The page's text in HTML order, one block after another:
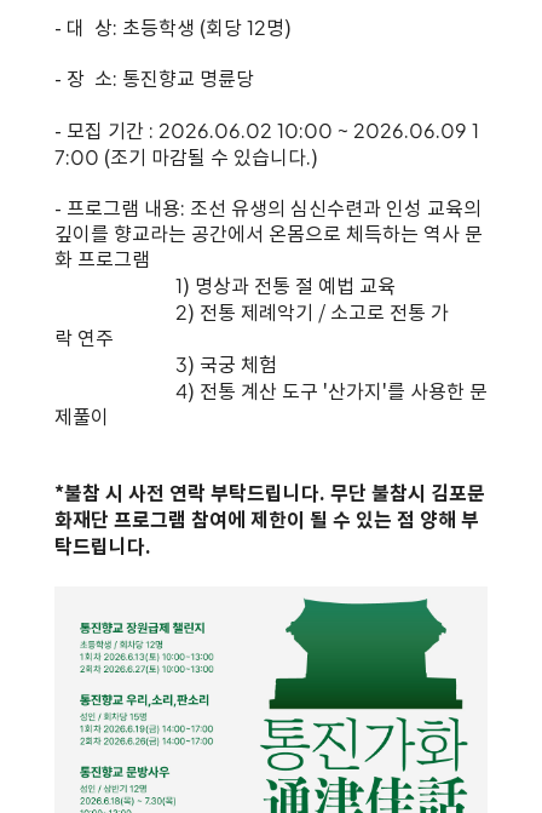
- 대 상: 초등학생 (회당 12명)
- 장 소: 통진향교 명륜당
- 모집 기간 : 2026.06.02 10:00 ~ 2026.06.09 1
7:00 (조기 마감될 수 있습니다.)
- 프로그램 내용: 조선 유생의 심신수련과 인성 교육의
깊이를 향교라는 공간에서 온몸으로 체득하는 역사 문
화 프로그램
1) 명상과 전통 절 예법 교육
2) 전통 제례악기 / 소고로 전통 가
락 연주
3) 국궁 체험
4) 전통 계산 도구 '산가지'를 사용한 문
제풀이
*불참 시 사전 연락 부탁드립니다. 무단 불참시 김포문
화재단 프로그램 참여에 제한이 될 수 있는 점 양해 부
탁드립니다.